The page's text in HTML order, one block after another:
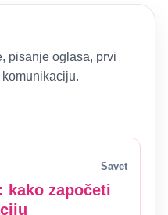
pisanje oglasa, prvi
Savet
kako započeti